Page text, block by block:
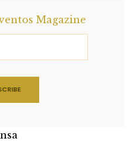
Magazine